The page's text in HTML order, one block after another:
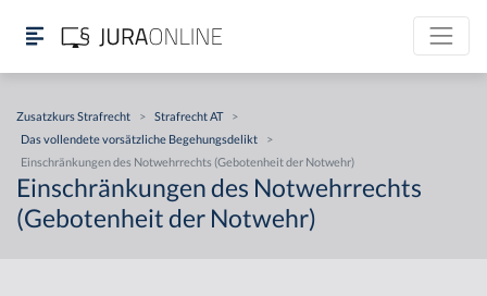
Zusatzkurs Strafrecht > Strafrecht AT
>
Das vollendete vorsätzliche Begehungsdelikt
>
Einschränkungen des Notwehrrechts (Gebotenheit der Notwehr)
Einschränkungen des Notwehrrechts
(Gebotenheit der Notwehr)